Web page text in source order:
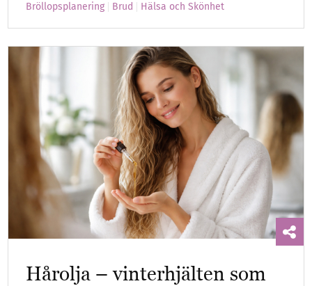
Bröllopsplanering Brud Hälsa och Skönhet
Hårolja – vinterhjälten som